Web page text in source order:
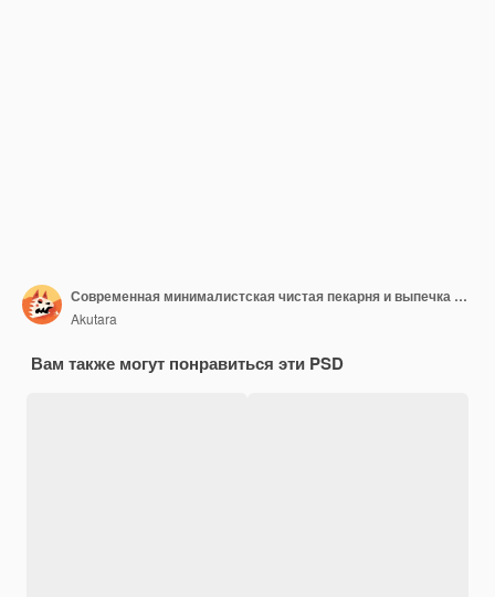
Современная минималистская чистая пекарня и выпечка в instagram пост премиум шаблон
Akutara
Вам также могут понравиться эти PSD